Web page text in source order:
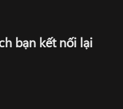
bạn kết nối lại